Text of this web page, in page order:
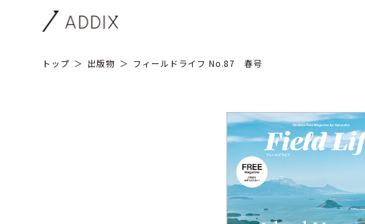
トップ 出版物 フィールドライフ No.87 春号